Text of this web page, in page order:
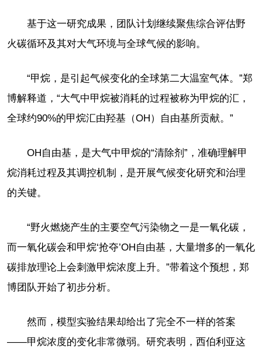
基于这一研究成果，团队计划继续聚焦综合评估野
火碳循环及其对大气环境与全球气候的影响。
“甲烷，是引起气候变化的全球第二大温室气体。”郑
博解释道，“大气中甲烷被消耗的过程被称为甲烷的汇，
全球约90%的甲烷汇由羟基（OH）自由基所贡献。”
OH自由基，是大气中甲烷的“清除剂”，准确理解甲
烷消耗过程及其调控机制，是开展气候变化研究和治理
的关键。
“野火燃烧产生的主要空气污染物之一是一氧化碳，
而一氧化碳会和甲烷‘抢夺’OH自由基，大量增多的一氧化
碳排放理论上会刺激甲烷浓度上升。”带着这个预想，郑
博团队开始了初步分析。
然而，模型实验结果却给出了完全不一样的答案
——甲烷浓度的变化非常微弱。研究表明，西伯利亚这